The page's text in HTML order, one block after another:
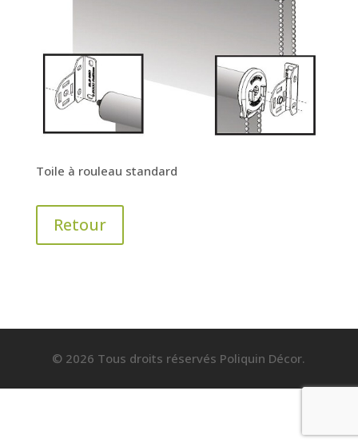
Toile à rouleau standard
Retour
© 2026 Tous droits réservés Poliquin Décor.